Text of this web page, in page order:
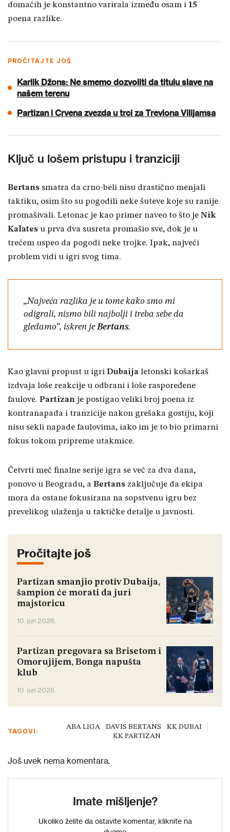
domaćih je konstantno varirala između osam i 15
poena razlike.
PROČITAJTE JOŠ
Karlik Džons: Ne smemo dozvoliti da titulu slave na
našem terenu
Partizan i Crvena zvezda u trci za Treviona Vilijamsa
Ključ u lošem pristupu i tranziciji
Bertans smatra da crno-beli nisu drastično menjali
taktiku, osim što su pogodili neke šuteve koje su ranije
promašivali. Letonac je kao primer naveo to što je Nik
Kalates u prva dva susreta promašio sve, dok je u
trećem uspeo da pogodi neke trojke. Ipak, najveći
problem vidi u igri svog tima.
„Najveća razlika je u tome kako smo mi
odigrali, nismo bili najbolji i treba sebe da
gledamo“, iskren jeBertans.
Kao glavni propust u igri Dubaija letonski košarkaš
izdvaja loše reakcije u odbrani i loše raspoređene
faulove. Partizan je postigao veliki broj poena iz
kontranapada i tranzicije nakon grešaka gostiju, koji
nisu sekli napade faulovima, iako im je to bio primarni
fokus tokom pripreme utakmice.
Četvrti meč finalne serije igra se već za dva dana,
ponovo u Beogradu, a Bertans zaključuje da ekipa
mora da ostane fokusirana na sopstvenu igru bez
prevelikog ulaženja u taktičke detalje u javnosti.
Pročitajte još
Partizan smanjio protiv Dubaija,
šampion će morati da juri
majstoricu
10. jun 2026.
Partizan pregovara sa Brisetom i
Omorujijem, Bonga napušta
klub
10. jun 2026.
TAGOVI:
ABA LIGA DAVIS BERTANS
KK DUBAI
KK PARTIZAN
Još uvek nema komentara.
Imate mišljenje?
Ukoliko želite da ostavite komentar, kliknite na